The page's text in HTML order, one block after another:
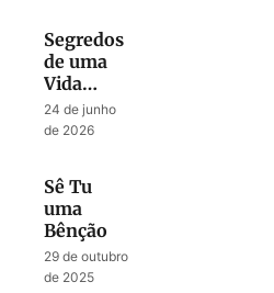
Segredos
de uma
Vida
Abençoada
por Deus
24 de junho
de 2026
Sê Tu
uma
Bênção
29 de outubro
de 2025